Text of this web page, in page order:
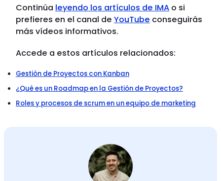
Continúa leyendo los artículos de IMA o si
prefieres en el canal de YouTube conseguirás
más vídeos informativos.
Accede a estos artículos relacionados:
Gestión de Proyectos con Kanban
¿Qué es un Roadmap en la Gestión de Proyectos?
Roles y procesos de scrum en un equipo de marketing